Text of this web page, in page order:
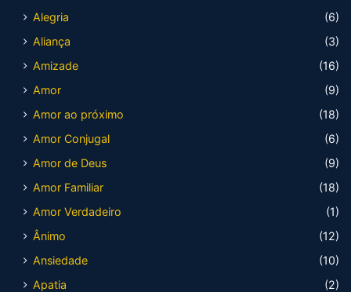
Alegria
(6)
Aliança
(3)
Amizade
(16)
Amor
(9)
Amor ao próximo
(18)
Amor Conjugal
(6)
Amor de Deus
(9)
Amor Familiar
(18)
Amor Verdadeiro
(1)
Ânimo
(12)
Ansiedade
(10)
Apatia
(2)